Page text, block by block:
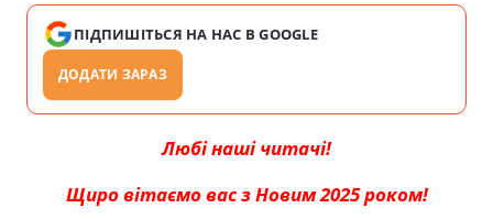
ПІДПИШІТЬСЯ НА НАС В GOOGLE
ДОДАТИ ЗАРАЗ
Любі наші читачі!
Щиро вітаємо вас з Новим 2025 роком!